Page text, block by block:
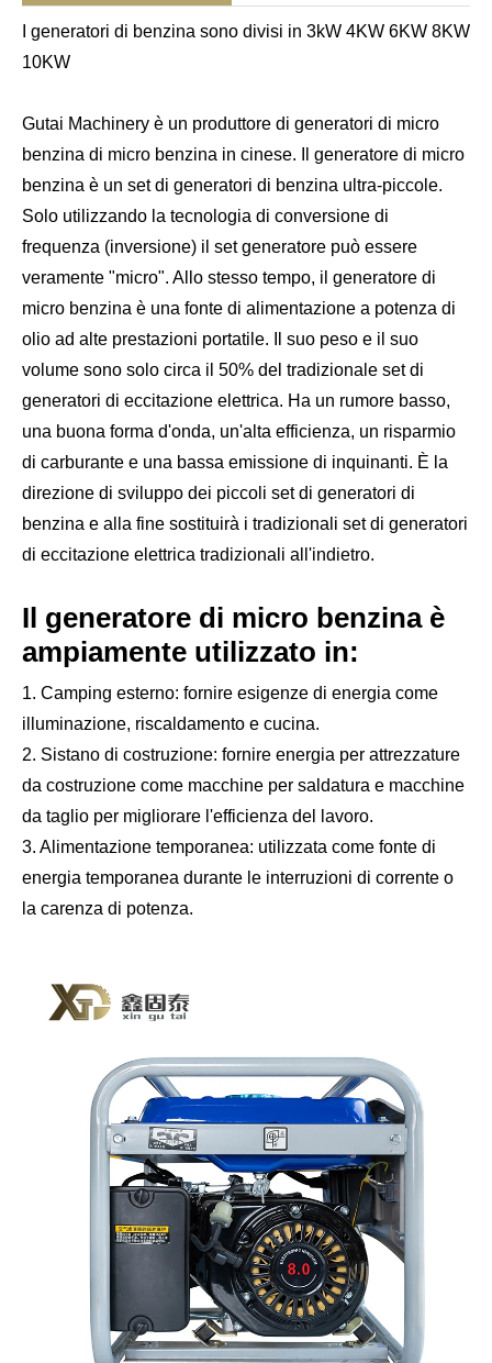
I generatori di benzina sono divisi in 3kW 4KW 6KW 8KW
10KW
Gutai Machinery è un produttore di generatori di micro
benzina di micro benzina in cinese. Il generatore di micro
benzina è un set di generatori di benzina ultra-piccole.
Solo utilizzando la tecnologia di conversione di
frequenza (inversione) il set generatore può essere
veramente "micro". Allo stesso tempo, il generatore di
micro benzina è una fonte di alimentazione a potenza di
olio ad alte prestazioni portatile. Il suo peso e il suo
volume sono solo circa il 50% del tradizionale set di
generatori di eccitazione elettrica. Ha un rumore basso,
una buona forma d'onda, un'alta efficienza, un risparmio
di carburante e una bassa emissione di inquinanti. È la
direzione di sviluppo dei piccoli set di generatori di
benzina e alla fine sostituirà i tradizionali set di generatori
di eccitazione elettrica tradizionali all'indietro.
Il generatore di micro benzina è
ampiamente utilizzato in:
1. Camping esterno: fornire esigenze di energia come
illuminazione, riscaldamento e cucina.
2. Sistano di costruzione: fornire energia per attrezzature
da costruzione come macchine per saldatura e macchine
da taglio per migliorare l'efficienza del lavoro.
3. Alimentazione temporanea: utilizzata come fonte di
energia temporanea durante le interruzioni di corrente o
la carenza di potenza.